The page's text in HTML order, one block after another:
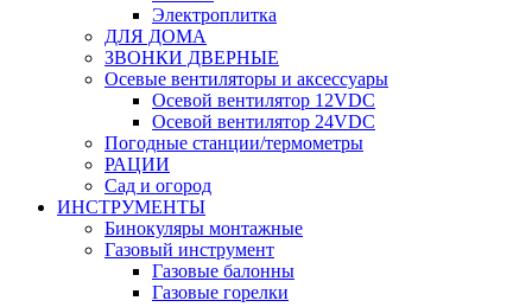
Электроплитка
ДЛЯ ДОМА
ЗВОНКИ ДВЕРНЫЕ
Осевые вентиляторы и аксессуары
Осевой вентилятор 12VDC
Осевой вентилятор 24VDC
Погодные станции/термометры
РАЦИИ
Сад и огород
ИНСТРУМЕНТЫ
Бинокуляры монтажные
Газовый инструмент
Газовые балонны
Газовые горелки